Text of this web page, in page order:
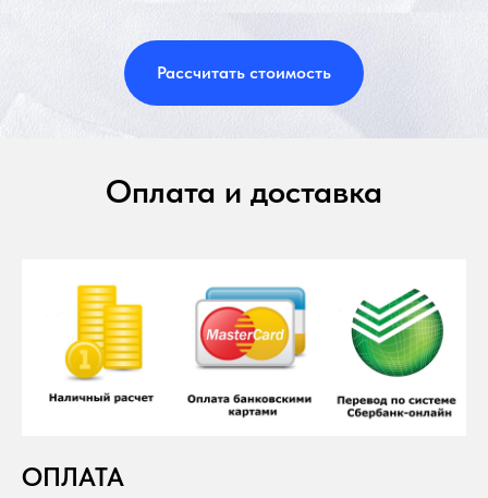
Рассчитать стоимость
Оплата и доставка
ОПЛАТА